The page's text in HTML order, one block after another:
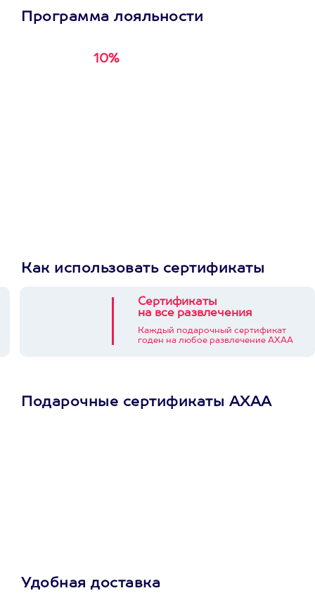
Программа лояльности
10%
Как использовать сертификаты
Сертификаты
на все развлечения
Каждый подарочный сертификат
годен на любое развлечение АХАА
Подарочные сертификаты АХАА
Удобная доставка